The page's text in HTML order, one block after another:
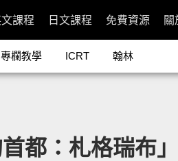
課程 日文課程 免費資源 關
專欄教學 ICRT 翰林
首都：札格瑞